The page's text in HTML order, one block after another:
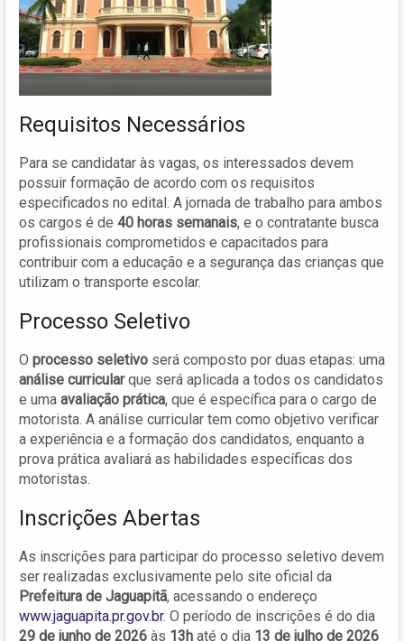
Requisitos Necessários
Para se candidatar às vagas, os interessados devem
possuir formação de acordo com os requisitos
especificados no edital. A jornada de trabalho para ambos
os cargos é de 40 horas semanais, e o contratante busca
profissionais comprometidos e capacitados para
contribuir com a educação e a segurança das crianças que
utilizam o transporte escolar.
Processo Seletivo
O processo seletivo será composto por duas etapas: uma
análise curricularque será aplicada a todos os candidatos
e uma avaliação prática, que é específica para o cargo de
motorista. A análise curricular tem como objetivo verificar
a experiência e a formação dos candidatos, enquanto a
prova prática avaliará as habilidades específicas dos
motoristas.
Inscrições Abertas
As inscrições para participar do processo seletivo devem
ser realizadas exclusivamente pelo site oficial da
Prefeitura de Jaguapitã, acessando o endereço
www.jaguapita.pr.gov.br. O período de inscrições é do dia
29 de junho de 2026 às 13h até o dia 13 de julho de 2026